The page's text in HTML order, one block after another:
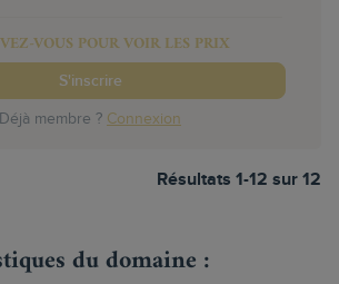
VOUS POUR VOIR LES PRIX
S'inscrire
Déjà membre ? Connexion
Résultats 1-12 sur 12
du domaine :